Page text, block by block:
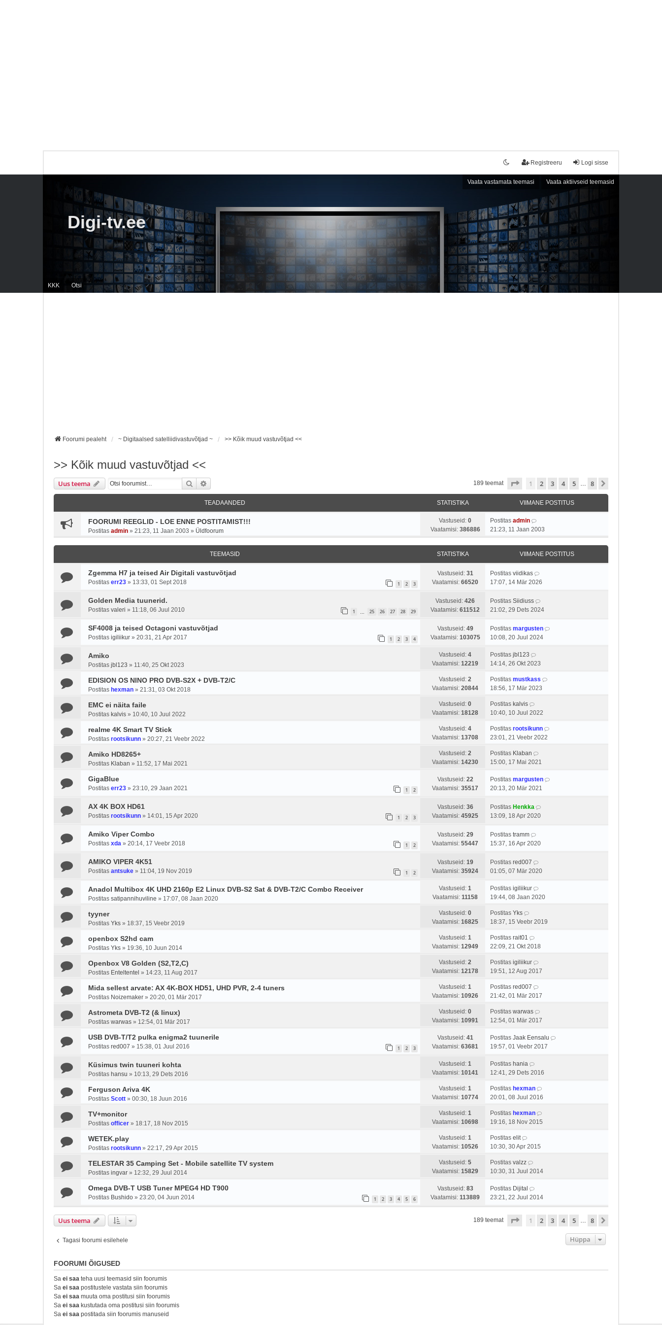
Logi sisse
Registreeru
Vaata vastamata teemasi Vaata aktiivseid teemasid
KKK Otsi
Digi-tv.ee
Foorumi pealeht ~ Digitaalsed satelliidivastuvõtjad ~ >> Kõik muud vastuvõtjad <<
>> Kõik muud vastuvõtjad <<
Uus teema Otsi 189 teemat . leht 8
1 2 3 4 5 … 8
TEADAANDED STATISTIKA VIIMANE POSTITUS
FOORUMI REEGLID - LOE ENNE POSTITAMIST!!!
Postitas admin » 21:23, 11 Jaan 2003 » Üldfoorum
Vastuseid: 0
Vaatamisi: 386886
Postitas admin
21:23, 11 Jaan 2003
TEEMASID STATISTIKA VIIMANE POSTITUS
Zgemma H7 ja teised Air Digitali vastuvõtjad
Postitas err23 » 13:33, 01 Sept 2018 1 2 3
Vastuseid: 31
Vaatamisi: 66520
Postitas viidikas
17:07, 14 Mär 2026
Golden Media tuunerid.
Postitas valeri » 11:18, 06 Juul 2010 1 25 26 27 28 29
Vastuseid: 426
Vaatamisi: 611512
Postitas Siidiuss
21:02, 29 Dets 2024
SF4008 ja teised Octagoni vastuvõtjad
Postitas igiliikur » 20:31, 21 Apr 2017 1 2 3 4
Vastuseid: 49
Vaatamisi: 103075
Postitas margusten
10:08, 20 Juul 2024
Amiko
Postitas jbl123 » 11:40, 25 Okt 2023
Vastuseid: 4
Vaatamisi: 12219
Postitas jbl123
14:14, 26 Okt 2023
EDISION OS NINO PRO DVB-S2X + DVB-T2/C
Postitas hexman » 21:31, 03 Okt 2018
Vastuseid: 2
Vaatamisi: 20844
Postitas mustkass
18:56, 17 Mär 2023
EMC ei näita faile
Postitas kalvis » 10:40, 10 Juul 2022
Vastuseid: 0
Vaatamisi: 18128
Postitas kalvis
10:40, 10 Juul 2022
realme 4K Smart TV Stick
Postitas rootsikunn » 20:27, 21 Veebr 2022
Vastuseid: 4
Vaatamisi: 13708
Postitas rootsikunn
23:01, 21 Veebr 2022
Amiko HD8265+
Postitas Klaban » 11:52, 17 Mai 2021
Vastuseid: 2
Vaatamisi: 14230
Postitas Klaban
15:00, 17 Mai 2021
GigaBlue
Postitas err23 » 23:10, 29 Jaan 2021 1 2
Vastuseid: 22
Vaatamisi: 35517
Postitas margusten
20:13, 20 Mär 2021
AX 4K BOX HD61
Postitas rootsikunn » 14:01, 15 Apr 2020 1 2 3
Vastuseid: 36
Vaatamisi: 45925
Postitas Henkka
13:09, 18 Apr 2020
Amiko Viper Combo
Postitas xda » 20:14, 17 Veebr 2018 1 2
Vastuseid: 29
Vaatamisi: 55447
Postitas tramm
15:37, 16 Apr 2020
AMIKO VIPER 4K51
Postitas antsuke » 11:04, 19 Nov 2019 1 2
Vastuseid: 19
Vaatamisi: 35924
Postitas red007
01:05, 07 Mär 2020
Anadol Multibox 4K UHD 2160p E2 Linux DVB-S2 Sat & DVB-T2/C Combo Receiver
Postitas satipannihuviline » 17:07, 08 Jaan 2020
Vastuseid: 1
Vaatamisi: 11158
Postitas igiliikur
19:44, 08 Jaan 2020
tyyner
Postitas Yks » 18:37, 15 Veebr 2019
Vastuseid: 0
Vaatamisi: 16825
Postitas Yks
18:37, 15 Veebr 2019
openbox S2hd cam
Postitas Yks » 19:36, 10 Juun 2014
Vastuseid: 1
Vaatamisi: 12949
Postitas rait01
22:09, 21 Okt 2018
Openbox V8 Golden (S2,T2,C)
Postitas Enteltentel » 14:23, 11 Aug 2017
Vastuseid: 2
Vaatamisi: 12178
Postitas igiliikur
19:51, 12 Aug 2017
Mida sellest arvate: AX 4K-BOX HD51, UHD PVR, 2-4 tuners
Postitas Noizemaker » 20:20, 01 Mär 2017
Vastuseid: 1
Vaatamisi: 10926
Postitas red007
21:42, 01 Mär 2017
Astrometa DVB-T2 (& linux)
Postitas warwas » 12:54, 01 Mär 2017
Vastuseid: 0
Vaatamisi: 10991
Postitas warwas
12:54, 01 Mär 2017
USB DVB-T/T2 pulka enigma2 tuunerile
Postitas red007 » 15:38, 01 Juul 2016 1 2 3
Vastuseid: 41
Vaatamisi: 63681
Postitas Jaak Eensalu
19:57, 01 Veebr 2017
Küsimus twin tuuneri kohta
Postitas hansu » 10:13, 29 Dets 2016
Vastuseid: 1
Vaatamisi: 10141
Postitas hania
12:41, 29 Dets 2016
Ferguson Ariva 4K
Postitas Scott » 00:30, 18 Juun 2016
Vastuseid: 1
Vaatamisi: 10774
Postitas hexman
20:01, 08 Juul 2016
TV+monitor
Postitas officer » 18:17, 18 Nov 2015
Vastuseid: 1
Vaatamisi: 10698
Postitas hexman
19:16, 18 Nov 2015
WETEK.play
Postitas rootsikunn » 22:17, 29 Apr 2015
Vastuseid: 1
Vaatamisi: 10526
Postitas elit
10:30, 30 Apr 2015
TELESTAR 35 Camping Set - Mobile satellite TV system
Postitas ingvar » 12:32, 29 Juul 2014
Vastuseid: 5
Vaatamisi: 15829
Postitas valzz
10:30, 31 Juul 2014
Omega DVB-T USB Tuner MPEG4 HD T900
Postitas Bushido » 23:20, 04 Juun 2014 1 2 3 4 5 6
Vastuseid: 83
Vaatamisi: 113889
Postitas Dijital
23:21, 22 Juul 2014
Uus teema 189 teemat . leht 8
1 2 3 4 5 … 8
Tagasi foorumi esilehele Hüppa
FOORUMI ÕIGUSED
Sa ei saa teha uusi teemasid siin foorumis
Sa ei saa postitustele vastata siin foorumis
Sa ei saa muuta oma postitusi siin foorumis
Sa ei saa kustutada oma postitusi siin foorumis
Sa ei saa postitada siin foorumis manuseid